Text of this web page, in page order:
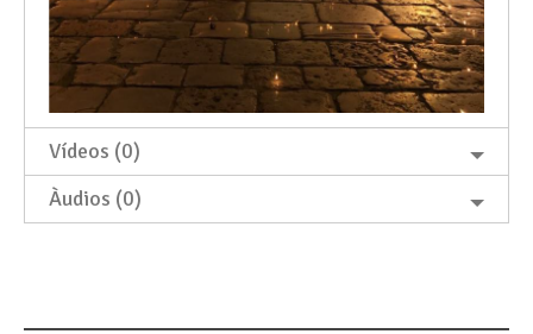
Vídeos (0)
Àudios (0)